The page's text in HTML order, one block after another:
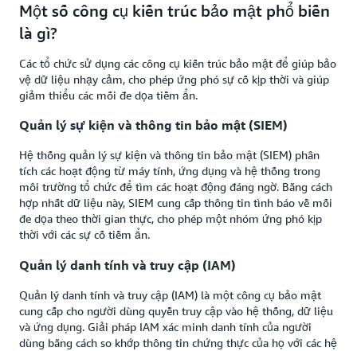
Một số công cụ kiến trúc bảo mật phổ biến
là gì?
Các tổ chức sử dụng các công cụ kiến trúc bảo mật để giúp bảo
vệ dữ liệu nhạy cảm, cho phép ứng phó sự cố kịp thời và giúp
giảm thiểu các mối đe dọa tiềm ẩn.
Quản lý sự kiện và thông tin bảo mật (SIEM)
Hệ thống quản lý sự kiện và thông tin bảo mật (SIEM) phân
tích các hoạt động từ máy tính, ứng dụng và hệ thống trong
môi trường tổ chức để tìm các hoạt động đáng ngờ. Bằng cách
hợp nhất dữ liệu này, SIEM cung cấp thông tin tình báo về mối
đe dọa theo thời gian thực, cho phép một nhóm ứng phó kịp
thời với các sự cố tiềm ẩn.
Quản lý danh tính và truy cập (IAM)
Quản lý danh tính và truy cập (IAM) là một công cụ bảo mật
cung cấp cho người dùng quyền truy cập vào hệ thống, dữ liệu
và ứng dụng. Giải pháp IAM xác minh danh tính của người
dùng bằng cách so khớp thông tin chứng thực của họ với các hệ